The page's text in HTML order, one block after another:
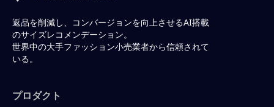
返品を削減し、コンバージョンを向上させるAI搭載
のサイズレコメンデーション。
世界中の大手ファッション小売業者から信頼されて
いる。
プロダクト